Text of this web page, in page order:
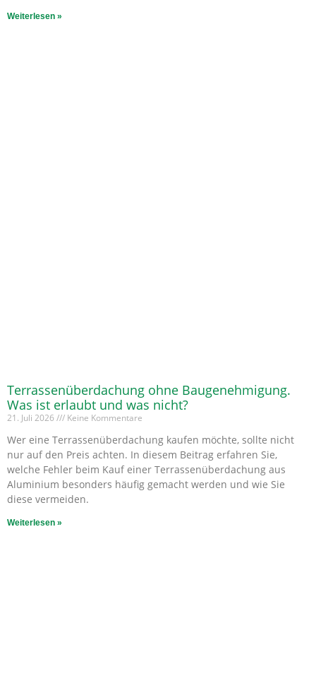
Weiterlesen »
Terrassenüberdachung ohne Baugenehmigung.
Was ist erlaubt und was nicht?
21. Juli 2026 Keine Kommentare
Wer eine Terrassenüberdachung kaufen möchte, sollte nicht
nur auf den Preis achten. In diesem Beitrag erfahren Sie,
welche Fehler beim Kauf einer Terrassenüberdachung aus
Aluminium besonders häufig gemacht werden und wie Sie
diese vermeiden.
Weiterlesen »